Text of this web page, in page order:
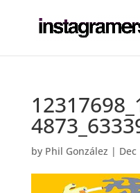
by Phil González | Dec